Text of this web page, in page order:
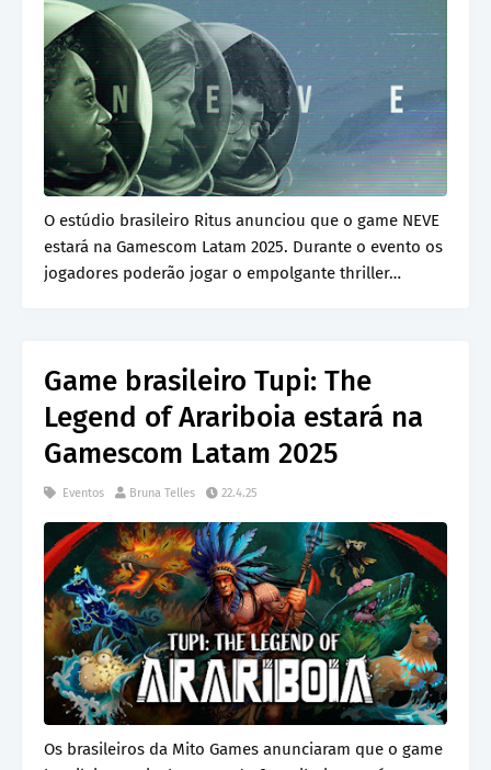
O estúdio brasileiro Ritus anunciou que o game NEVE
estará na Gamescom Latam 2025. Durante o evento os
jogadores poderão jogar o empolgante thriller…
Game brasileiro Tupi: The
Legend of Arariboia estará na
Gamescom Latam 2025
Eventos Bruna Telles 22.4.25
Os brasileiros da Mito Games anunciaram que o game